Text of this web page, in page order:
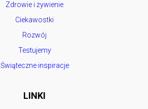
Zdrowie i żywienie
Ciekawostki
Rozwój
Testujemy
Świąteczne inspiracje
LINKI